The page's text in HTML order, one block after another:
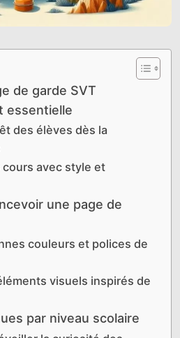
de garde SVT
essentielle
des élèves dès la
cours avec style et
une page de
couleurs et polices de
visuels inspirés de
par niveau scolaire